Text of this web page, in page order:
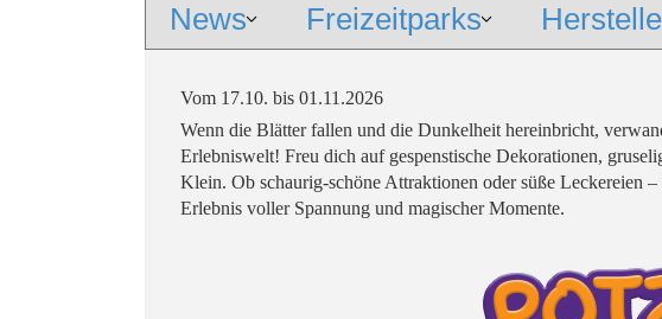
News Freizeitparks
Vom 17.10. bis 01.11.2026
Wenn die Blätter fallen und die Dunkelheit hereinbricht,
Erlebniswelt! Freu dich auf gespenstische Dekorationen,
Klein. Ob schaurig-schöne Attraktionen oder süße Leckereien
Erlebnis voller Spannung und magischer Momente.